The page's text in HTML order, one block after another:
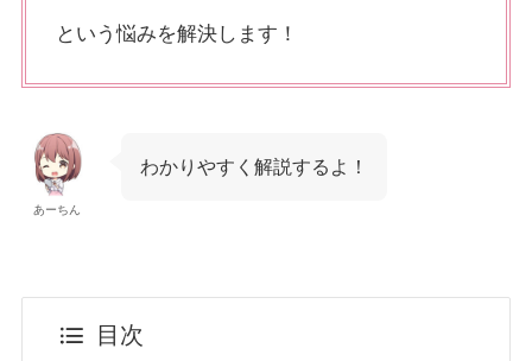
という悩みを解決します！
あーちん
わかりやすく解説するよ！
目次